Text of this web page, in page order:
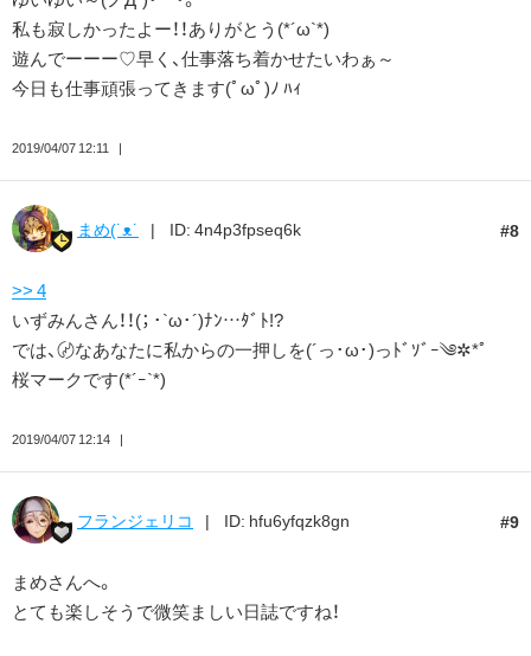
私も寂しかったよー！！ありがとう(*´ω`*)
遊んでーーー♡早く、仕事落ち着かせたいわぁ～
今日も仕事頑張ってきます(ﾟωﾟ)ﾉ ﾊｨ
2019/04/07 12:11
8
まめ(˙ᴥ˙ ID: 4n4p3fpseq6k
>> 4
いずみんさん！！(； ･`ω･´)ﾅﾝ…ﾀﾞﾄ!?
では、〄なあなたに私からの一押しを(´っ･ω･)っﾄﾞｿﾞｰ༄✲*ﾟ
桜マークです(*´ｰ`*)
2019/04/07 12:14
9
フランジェリコ ID: hfu6yfqzk8gn
まめさんへ。
とても楽しそうで微笑ましい日誌ですね！